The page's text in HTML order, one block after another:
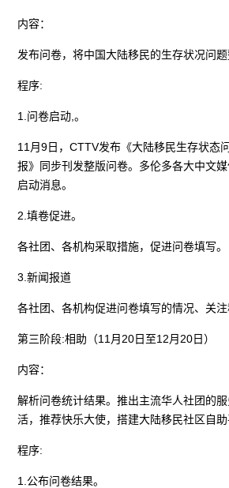
内容：
发布问卷，将中国大陆移民的生存状况问题
程序:
1.问卷启动,。
11月9日，CTTV发布《大陆移民生存状态
报》同步刊发整版问卷。多伦多各大中文
启动消息。
2.填卷促进。
各社团、各机构采取措施，促进问卷填写。
3.新闻报道
各社团、各机构促进问卷填写的情况、关注
第三阶段:相助（11月20日至12月20日）
内容：
解析问卷统计结果。推出主流华人社团的
活，推荐快乐大使，搭建大陆移民社区自助
程序:
1.公布问卷结果。